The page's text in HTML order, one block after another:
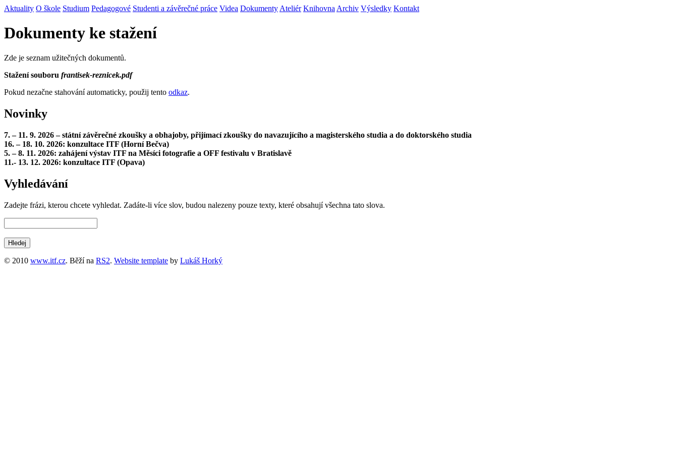
Aktuality O škole Studium Pedagogové Studenti a závěrečné práce Videa Dokumenty Ateliér Knihovna Archiv Výsledky Kontakt
Dokumenty ke stažení
Zde je seznam užitečných dokumentů.
Stažení souboru frantisek-reznicek.pdf
Pokud nezačne stahování automaticky, použij tento odkaz.
Novinky
7. – 11. 9. 2026 – státní závěrečné zkoušky a obhajoby, přijímací zkoušky do navazujícího a magisterského studia a do doktorského studia
16. – 18. 10. 2026: konzultace ITF (Horní Bečva)
5. – 8. 11. 2026: zahájení výstav ITF na Měsíci fotografie a OFF festivalu v Bratislavě
11.- 13. 12. 2026: konzultace ITF (Opava)
Vyhledávání
Zadejte frázi, kterou chcete vyhledat. Zadáte-li více slov, budou nalezeny pouze texty, které obsahují všechna tato slova.
© 2010 www.itf.cz. Běží na RS2. Website template by Lukáš Horký